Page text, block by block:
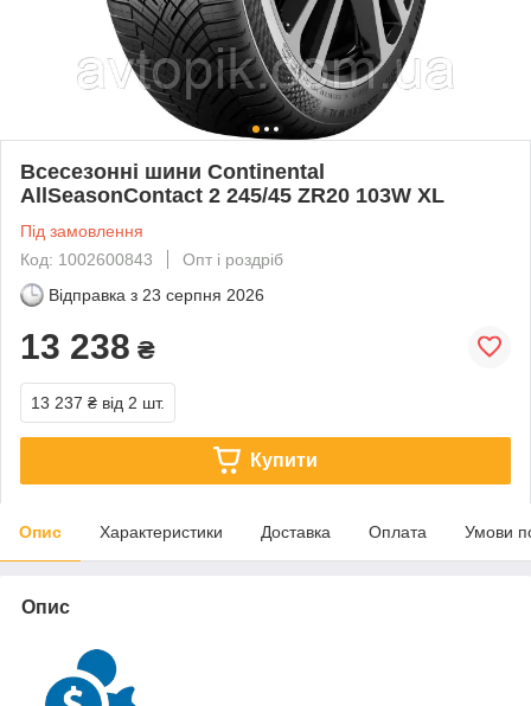
Всесезонні шини Continental
AllSeasonContact 2 245/45 ZR20 103W XL
Під замовлення
Код: 1002600843
Опт і роздріб
Відправка з 23 серпня 2026
13 238 ₴
13 237 ₴ від 2 шт.
Купити
Опис Характеристики Доставка Оплата Умови
Опис